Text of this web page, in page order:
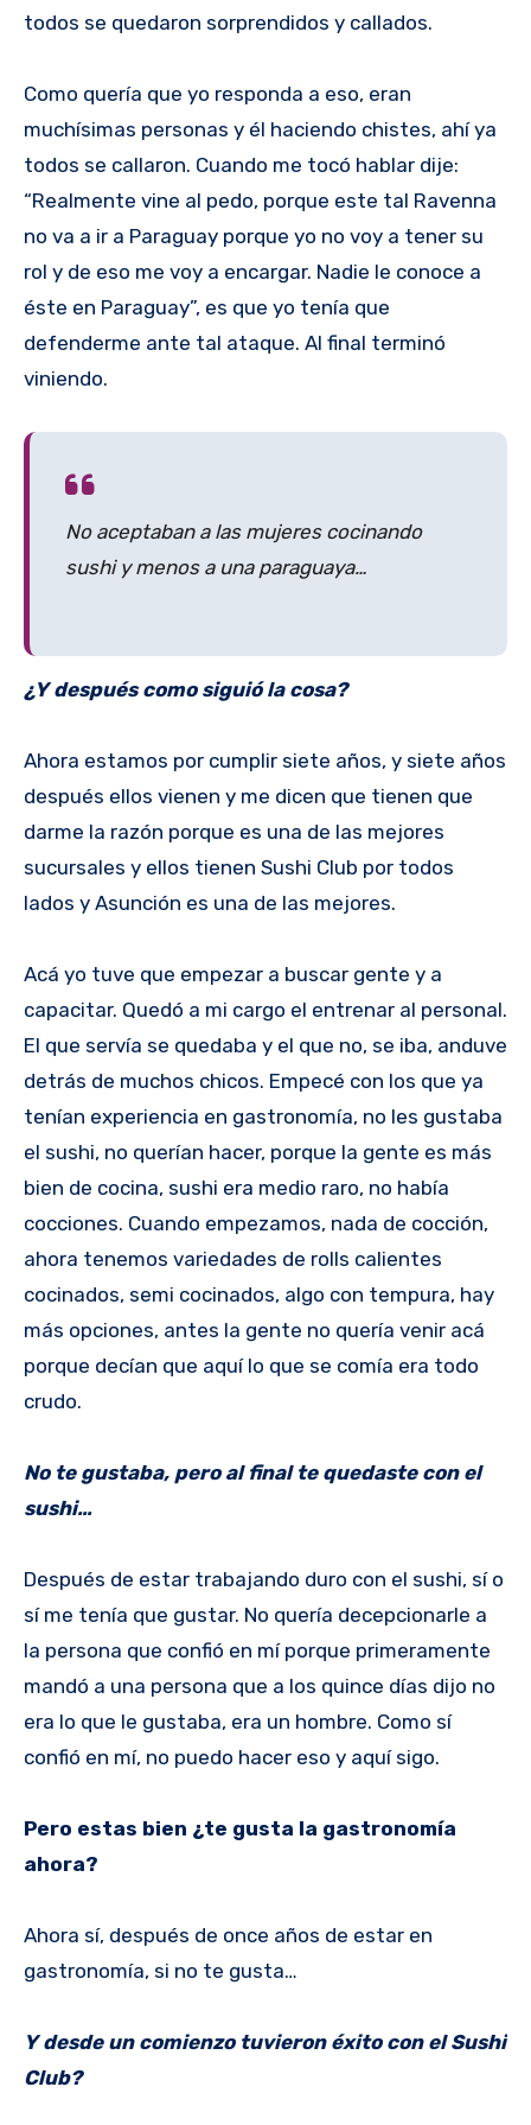
todos se quedaron sorprendidos y callados.
Como quería que yo responda a eso, eran
muchísimas personas y él haciendo chistes, ahí ya
todos se callaron. Cuando me tocó hablar dije:
“Realmente vine al pedo, porque este tal Ravenna
no va a ir a Paraguay porque yo no voy a tener su
rol y de eso me voy a encargar. Nadie le conoce a
éste en Paraguay”, es que yo tenía que
defenderme ante tal ataque. Al final terminó
viniendo.
No aceptaban a las mujeres cocinando
sushi y menos a una paraguaya…
¿Y después como siguió la cosa?
Ahora estamos por cumplir siete años, y siete años
después ellos vienen y me dicen que tienen que
darme la razón porque es una de las mejores
sucursales y ellos tienen Sushi Club por todos
lados y Asunción es una de las mejores.
Acá yo tuve que empezar a buscar gente y a
capacitar. Quedó a mi cargo el entrenar al personal.
El que servía se quedaba y el que no, se iba, anduve
detrás de muchos chicos. Empecé con los que ya
tenían experiencia en gastronomía, no les gustaba
el sushi, no querían hacer, porque la gente es más
bien de cocina, sushi era medio raro, no había
cocciones. Cuando empezamos, nada de cocción,
ahora tenemos variedades de rolls calientes
cocinados, semi cocinados, algo con tempura, hay
más opciones, antes la gente no quería venir acá
porque decían que aquí lo que se comía era todo
crudo.
No te gustaba, pero al final te quedaste con el
sushi…
Después de estar trabajando duro con el sushi, sí o
sí me tenía que gustar. No quería decepcionarle a
la persona que confió en mí porque primeramente
mandó a una persona que a los quince días dijo no
era lo que le gustaba, era un hombre. Como sí
confió en mí, no puedo hacer eso y aquí sigo.
Pero estas bien ¿te gusta la gastronomía
ahora?
Ahora sí, después de once años de estar en
gastronomía, si no te gusta…
Y desde un comienzo tuvieron éxito con el Sushi
Club?